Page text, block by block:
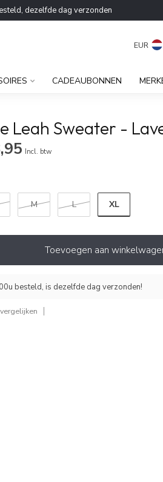
dezelfde dag verzonden
EUR
CADEAUBONNEN
Leah Sweater -
Incl. btw
M L XL
Toevoegen aan
besteld, is dezelfde dag verzonden!